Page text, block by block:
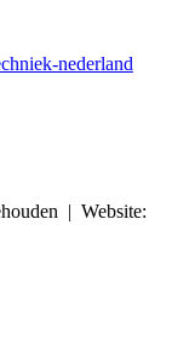
| Website: